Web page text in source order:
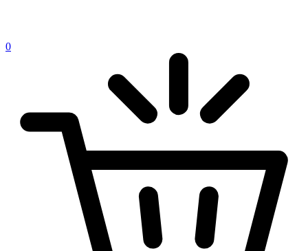
0